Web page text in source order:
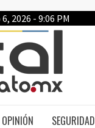
2026 - 9:06 PM
OPINIÓN SEGURIDAD